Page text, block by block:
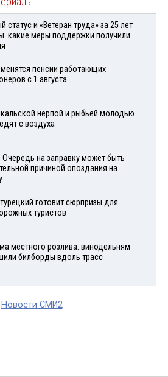
статус и «Ветеран труда» за 25 лет
какие меры поддержки получили
пенсии работающих
с 1 августа
нерпой и рыбьей молодью
с воздуха
на заправку может быть
причиной опоздания на
готовит сюрпризы для
туристов
местного розлива: винодельням
билборды вдоль трасс
Новости СМИ2